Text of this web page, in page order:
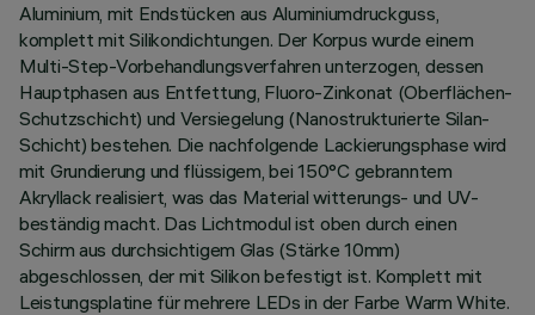
Aluminium, mit Endstücken aus Aluminiumdruckguss,
komplett mit Silikondichtungen. Der Korpus wurde einem
Multi-Step-Vorbehandlungsverfahren unterzogen, dessen
Hauptphasen aus Entfettung, Fluoro-Zinkonat (Oberflächen-
Schutzschicht) und Versiegelung (Nanostrukturierte Silan-
Schicht) bestehen. Die nachfolgende Lackierungsphase wird
mit Grundierung und flüssigem, bei 150°C gebranntem
Akryllack realisiert, was das Material witterungs- und UV-
beständig macht. Das Lichtmodul ist oben durch einen
Schirm aus durchsichtigem Glas (Stärke 10mm)
abgeschlossen, der mit Silikon befestigt ist. Komplett mit
Leistungsplatine für mehrere LEDs in der Farbe Warm White.